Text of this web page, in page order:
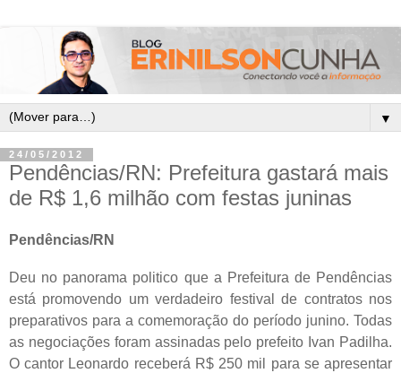
▼
24/05/2012
Pendências/RN: Prefeitura gastará mais
de R$ 1,6 milhão com festas juninas
Pendências/RN
Deu no panorama politico que a Prefeitura de Pendências
está promovendo um verdadeiro festival de contratos nos
preparativos para a comemoração do período junino. Todas
as negociações foram assinadas pelo prefeito Ivan Padilha.
O cantor Leonardo receberá R$ 250 mil para se apresentar